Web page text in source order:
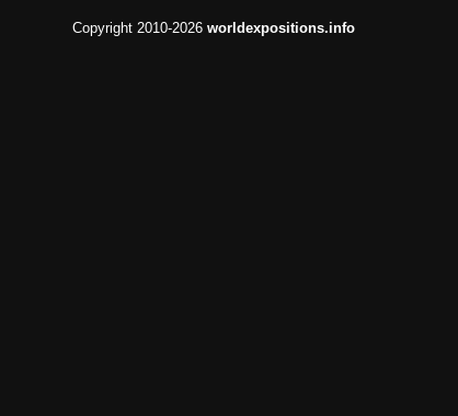
Copyright 2010-2026 worldexpositions.info